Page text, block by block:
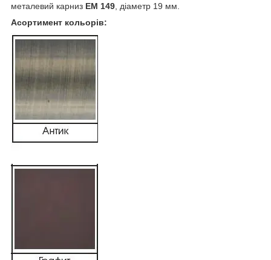
металевий карниз EМ 149 , діаметр 19 мм.
Асортимент кольорів: